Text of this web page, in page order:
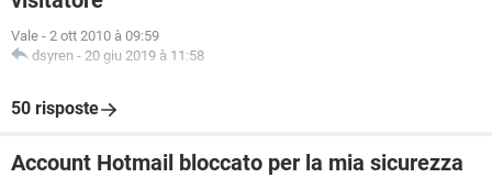
Vale - 2 ott 2010 à 09:59
dsyren - 20 giu 2019 à 11:58
50 risposte
Account Hotmail bloccato per la mia sicurezza